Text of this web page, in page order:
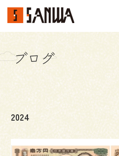
イベント・見学会
不動産情報
事例
施工事例
ブログ
2024